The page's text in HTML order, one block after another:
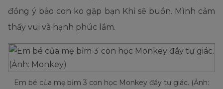
đồng ý bảo con ko gặp bạn Khỉ sẽ buồn. Mình cảm
thấy vui và hạnh phúc lắm.
Em bé của mẹ bỉm 3 con học Monkey đầy tự giác. (Ảnh: